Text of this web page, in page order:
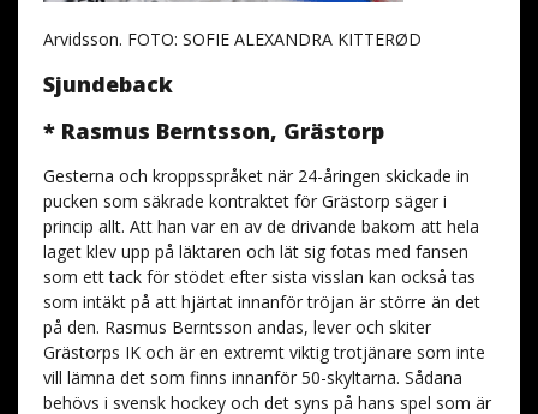
Arvidsson. FOTO: SOFIE ALEXANDRA KITTERØD
Sjundeback
* Rasmus Berntsson, Grästorp
Gesterna och kroppsspråket när 24-åringen skickade in
pucken som säkrade kontraktet för Grästorp säger i
princip allt. Att han var en av de drivande bakom att hela
laget klev upp på läktaren och lät sig fotas med fansen
som ett tack för stödet efter sista visslan kan också tas
som intäkt på att hjärtat innanför tröjan är större än det
på den. Rasmus Berntsson andas, lever och skiter
Grästorps IK och är en extremt viktig trotjänare som inte
vill lämna det som finns innanför 50-skyltarna. Sådana
behövs i svensk hockey och det syns på hans spel som är